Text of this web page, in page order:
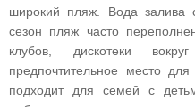
широкий пляж. Вода залива
сезон пляж часто
клубов, дискотеки
предпочтительное место
подходит для семей с